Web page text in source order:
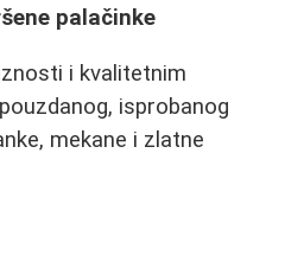
palačinke
i kvalitetnim
isprobanog
mekane i zlatne